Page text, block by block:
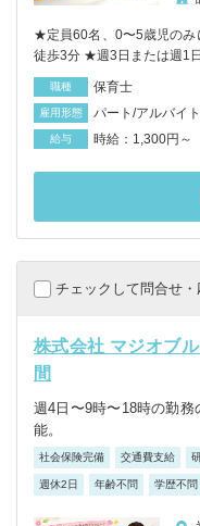
★定員60名、0〜5歳児のみ
徒歩3分 ★週3日または週1
職種 保育士
雇用形態 パート/アルバイト
給与 時給：1,300円～
チェックして問合せ・
株式会社 マジオブ
間
週4日〜9時〜18時の勤
能。
社会保険完備 交通費支給
週休2日 年齢不問 学歴不問